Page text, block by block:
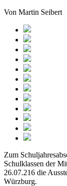
Von Martin Seibert
Zum
Schulklassen der
26.07.216 die
Würzburg.